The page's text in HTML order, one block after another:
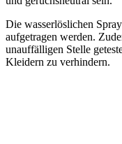
Die wasserlöslichen
aufgetragen werden.
unauffälligen Stelle
Kleidern zu verhindern.